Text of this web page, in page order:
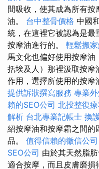
間吸收，使其成為所有
油。 台中整骨價格 中國
統，在這裡它被認為是最
按摩油進行的。 輕鬆搬
馬文化也偏好使用按摩
括埃及人）那裡汲取按
作用，選擇所使用的按摩
提供訴狀撰寫服務 專業
賴的SEO公司 北投整復
解析 台北專業記帳士 換
紹按摩油和按摩霜之間的
品。 值得信賴的徵信公司
SEO公司 由於其天然脂
適合按摩，而且皮膚磨損